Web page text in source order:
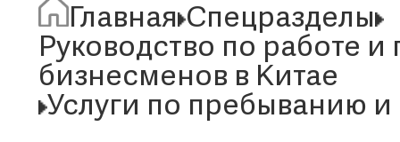
Главная Спецразделы
Руководство по работе
бизнесменов в Китае
Услуги по пребыванию